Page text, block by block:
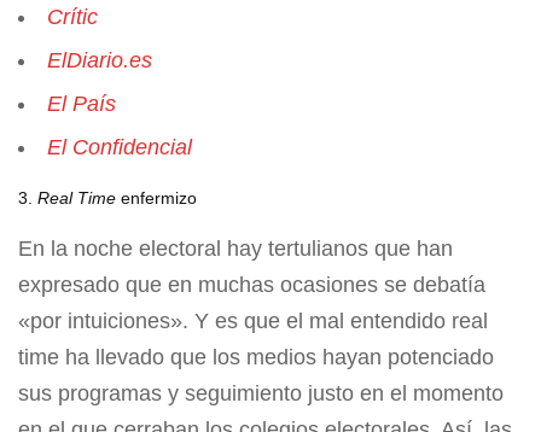
Crític
ElDiario.es
El País
El Confidencial
3. Real Time enfermizo
En la noche electoral hay tertulianos que han
expresado que en muchas ocasiones se debatía
«por intuiciones». Y es que el mal entendido real
time ha llevado que los medios hayan potenciado
sus programas y seguimiento justo en el momento